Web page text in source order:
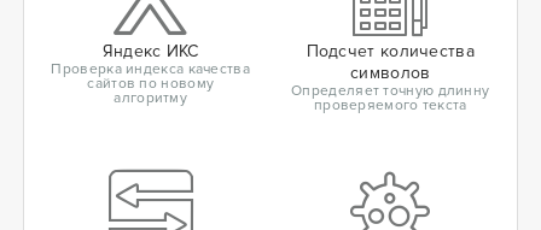
Яндекс ИКС
Проверка индекса качества
сайтов по новому
алгоритму
Подсчет количества
символов
Определяет точную длинну
проверяемого текста